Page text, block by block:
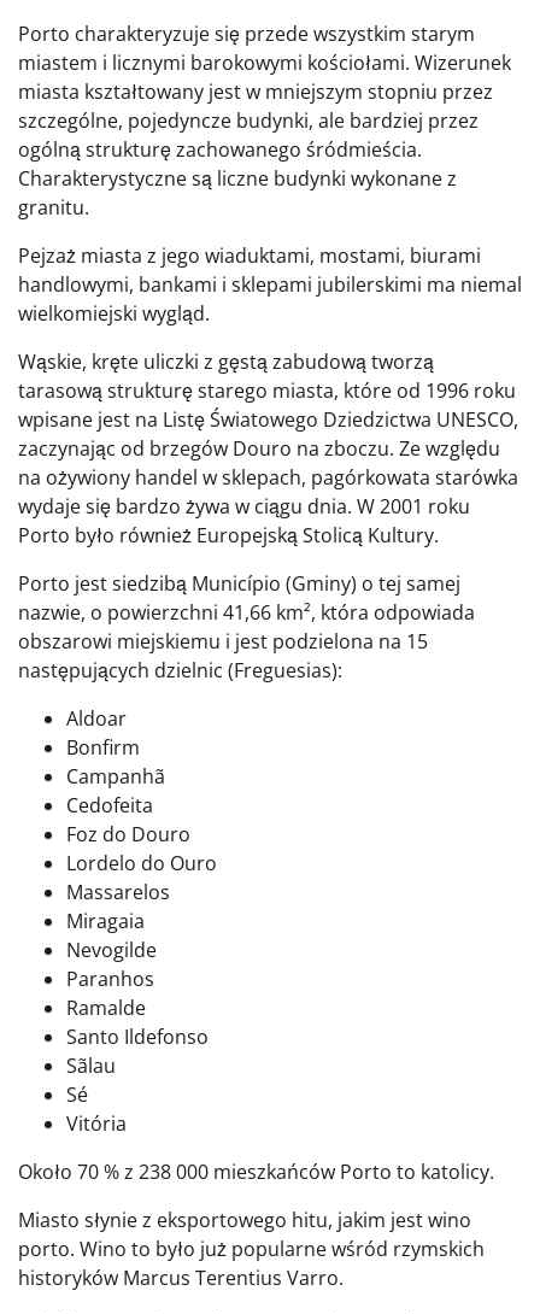
Porto charakteryzuje się przede wszystkim starym
miastem i licznymi barokowymi kościołami. Wizerunek
miasta kształtowany jest w mniejszym stopniu przez
szczególne, pojedyncze budynki, ale bardziej przez
ogólną strukturę zachowanego śródmieścia.
Charakterystyczne są liczne budynki wykonane z
granitu.
Pejzaż miasta z jego wiaduktami, mostami, biurami
handlowymi, bankami i sklepami jubilerskimi ma niemal
wielkomiejski wygląd.
Wąskie, kręte uliczki z gęstą zabudową tworzą
tarasową strukturę starego miasta, które od 1996 roku
wpisane jest na Listę Światowego Dziedzictwa UNESCO,
zaczynając od brzegów Douro na zboczu. Ze względu
na ożywiony handel w sklepach, pagórkowata starówka
wydaje się bardzo żywa w ciągu dnia. W 2001 roku
Porto było również Europejską Stolicą Kultury.
Porto jest siedzibą Município (Gminy) o tej samej
nazwie, o powierzchni 41,66 km², która odpowiada
obszarowi miejskiemu i jest podzielona na 15
następujących dzielnic (Freguesias):
Aldoar
Bonfirm
Campanhã
Cedofeita
Foz do Douro
Lordelo do Ouro
Massarelos
Miragaia
Nevogilde
Paranhos
Ramalde
Santo Ildefonso
Sãlau
Sé
Vitória
Około 70 % z 238 000 mieszkańców Porto to katolicy.
Miasto słynie z eksportowego hitu, jakim jest wino
porto. Wino to było już popularne wśród rzymskich
historyków Marcus Terentius Varro.